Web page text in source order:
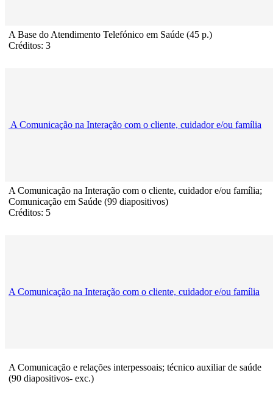
A Base do Atendimento Telefónico em Saúde (45 p.)
Créditos: 3
A Comunicação na Interação com o cliente, cuidador e/ou família
A Comunicação na Interação com o cliente, cuidador e/ou família;
Comunicação em Saúde (99 diapositivos)
Créditos: 5
A Comunicação na Interação com o cliente, cuidador e/ou família
A Comunicação e relações interpessoais; técnico auxiliar de saúde
(90 diapositivos- exc.)